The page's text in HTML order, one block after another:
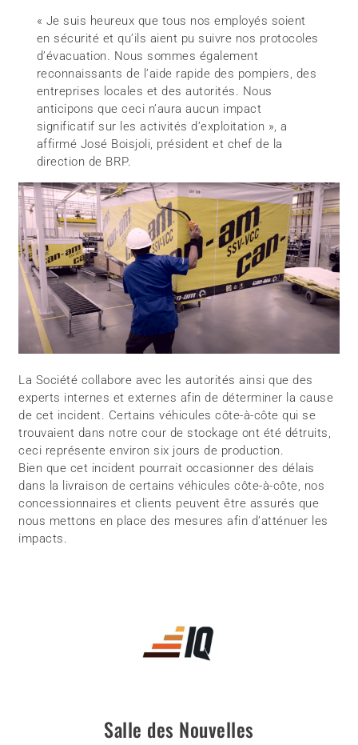
« Je suis heureux que tous nos employés soient
en sécurité et qu’ils aient pu suivre nos protocoles
d’évacuation. Nous sommes également
reconnaissants de l’aide rapide des pompiers, des
entreprises locales et des autorités. Nous
anticipons que ceci n’aura aucun impact
significatif sur les activités d’exploitation », a
affirmé José Boisjoli, président et chef de la
direction de BRP.
La Société collabore avec les autorités ainsi que des
experts internes et externes afin de déterminer la cause
de cet incident. Certains véhicules côte-à-côte qui se
trouvaient dans notre cour de stockage ont été détruits,
ceci représente environ six jours de production.
Bien que cet incident pourrait occasionner des délais
dans la livraison de certains véhicules côte-à-côte, nos
concessionnaires et clients peuvent être assurés que
nous mettons en place des mesures afin d’atténuer les
impacts.
Salle des Nouvelles